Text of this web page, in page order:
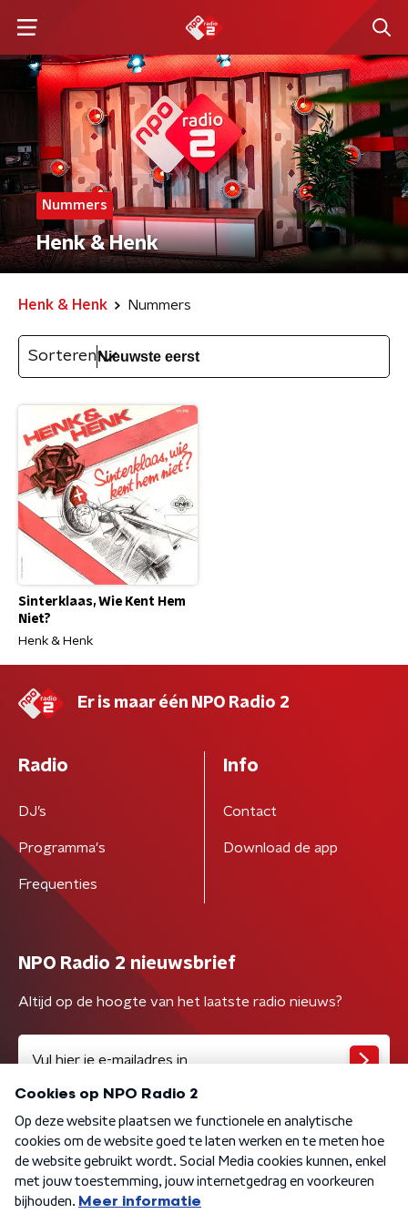
Nummers
Henk & Henk
Henk & Henk Nummers
Sorteren
Sinterklaas, Wie Kent Hem
Niet?
Henk & Henk
Er is maar één NPO Radio 2
Radio
DJ’s
Programma's
Frequenties
Info
Contact
Download de app
NPO Radio 2 nieuwsbrief
Altijd op de hoogte van het laatste radio nieuws?
Algemene voorwaarden